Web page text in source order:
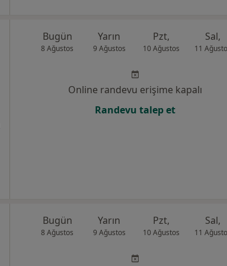
Bugün
8 Ağustos
Yarın
9 Ağustos
Pzt,
10 Ağustos
Sal,
11
Online randevu erişime kapalı
Randevu talep et
Bugün
8 Ağustos
Yarın
9 Ağustos
Pzt,
10 Ağustos
Sal,
11